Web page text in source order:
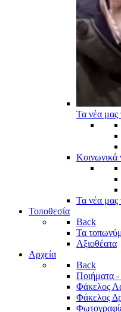
Τα νέα μας
Κοινωνικά
Τα νέα μας
Τοποθεσία
Back
Τα
Αξιοθέατα
Αρχεία
Back
Ποιήματα -
Φάκελος
Φάκελος